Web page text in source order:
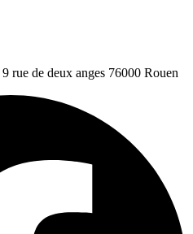
9 rue de deux anges 76000 Rouen